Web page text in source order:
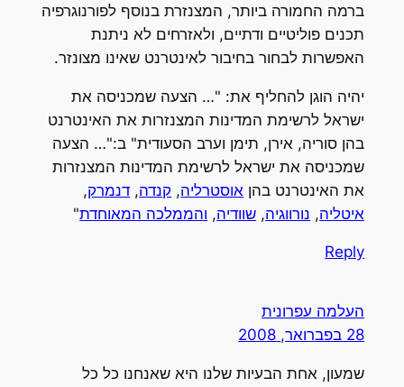
ברמה החמורה ביותר, המצנזרת בנוסף לפורנוגרפיה
תכנים פוליטיים ודתיים, ולאזרחים לא ניתנת
האפשרות לבחור בחיבור לאינטרנט שאינו מצונזר.
יהיה הוגן להחליף את: "… הצעה שמכניסה את
ישראל לרשימת המדינות המצנזרות את האינטרנט
בהן סוריה, אירן, תימן וערב הסעודית" ב:"… הצעה
שמכניסה את ישראל לרשימת המדינות המצנזרות
את האינטרנט בהן אוסטרליה, קנדה, דנמרק,
איטליה, נורווגיה, שוודיה, והממלכה המאוחדת"
Reply
העלמה עפרונית
28 בפברואר, 2008
שמעון, אחת הבעיות שלנו היא שאנחנו כל כל